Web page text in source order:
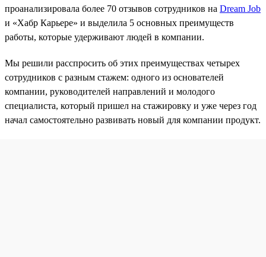
проанализировала более 70 отзывов сотрудников на Dream Job
и «Хабр Карьере» и выделила 5 основных преимуществ
работы, которые удерживают людей в компании.
Мы решили расспросить об этих преимуществах четырех
сотрудников с разным стажем: одного из основателей
компании, руководителей направлений и молодого
специалиста, который пришел на стажировку и уже через год
начал самостоятельно развивать новый для компании продукт.